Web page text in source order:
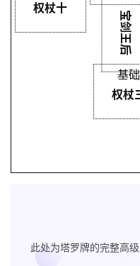
权杖十
宝剑王后
基础
权杖
此处为塔罗牌的完整高